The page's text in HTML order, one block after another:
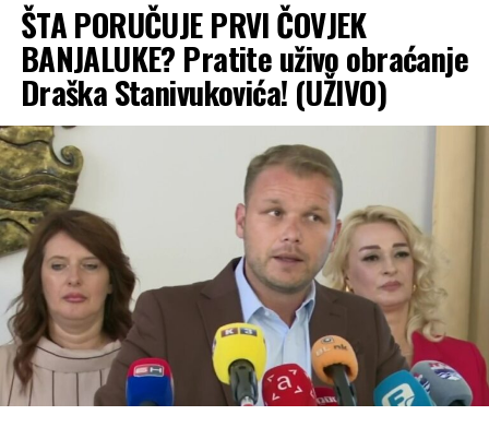
ŠTA PORUČUJE PRVI ČOVJEK
BANJALUKE? Pratite uživo obraćanje
Draška Stanivukovića! (UŽIVO)